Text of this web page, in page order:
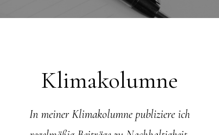
Klimakolumne
In meiner Klimakolumne publiziere ich